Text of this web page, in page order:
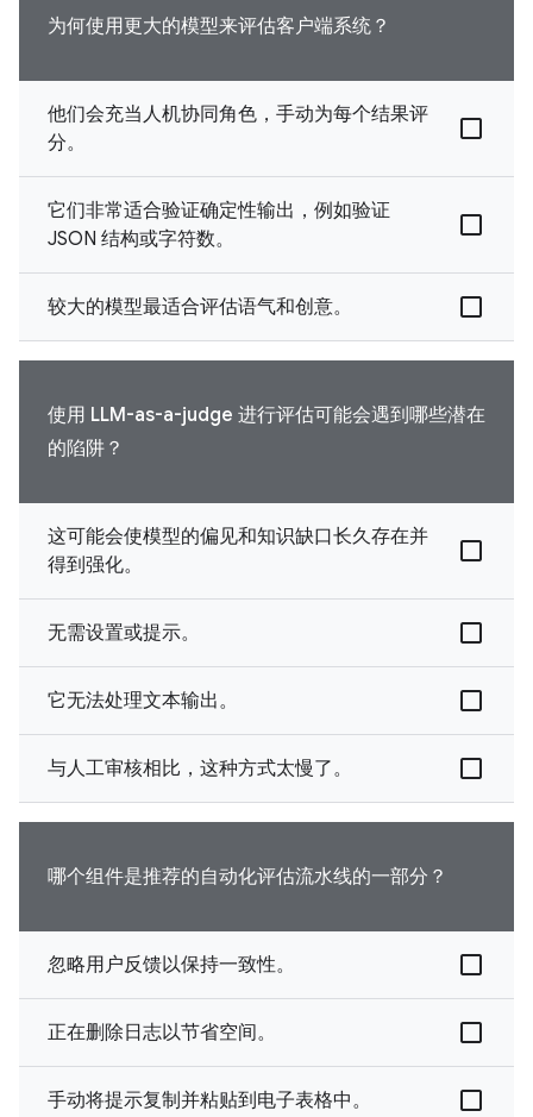
为何使用更大的模型来评估客户端系统？
他们会充当人机协同角色，手动为每个结果评
分。
它们非常适合验证确定性输出，例如验证
JSON 结构或字符数。
较大的模型最适合评估语气和创意。
使用 LLM-as-a-judge 进行评估可能会遇到哪些潜在
的陷阱？
这可能会使模型的偏见和知识缺口长久存在并
得到强化。
无需设置或提示。
它无法处理文本输出。
与人工审核相比，这种方式太慢了。
哪个组件是推荐的自动化评估流水线的一部分？
忽略用户反馈以保持一致性。
正在删除日志以节省空间。
手动将提示复制并粘贴到电子表格中。